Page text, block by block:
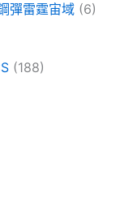
彈雷霆宙域 (6)
(188)